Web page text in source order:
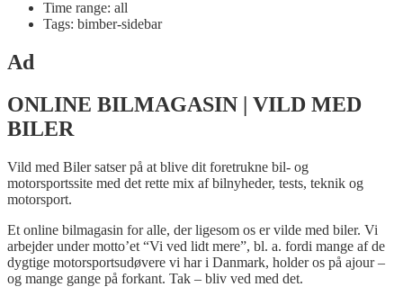
Time range: all
Tags: bimber-sidebar
Ad
ONLINE BILMAGASIN | VILD MED
BILER
Vild med Biler satser på at blive dit foretrukne bil- og
motorsportssite med det rette mix af bilnyheder, tests, teknik og
motorsport.
Et online bilmagasin for alle, der ligesom os er vilde med biler. Vi
arbejder under motto’et “Vi ved lidt mere”, bl. a. fordi mange af de
dygtige motorsportsudøvere vi har i Danmark, holder os på ajour –
og mange gange på forkant. Tak – bliv ved med det.